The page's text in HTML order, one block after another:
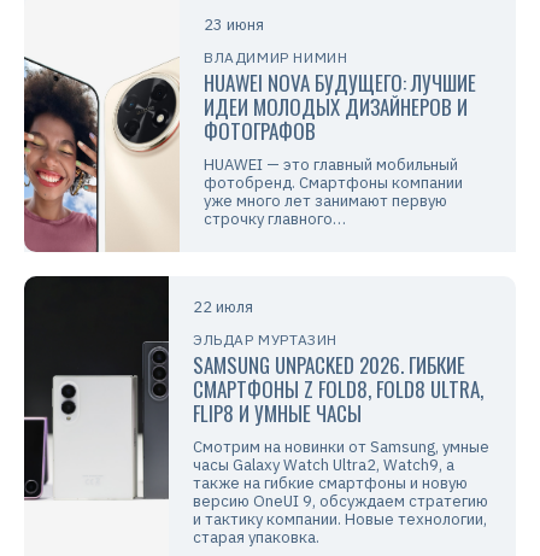
23 июня
ВЛАДИМИР НИМИН
HUAWEI NOVA БУДУЩЕГО: ЛУЧШИЕ
ИДЕИ МОЛОДЫХ ДИЗАЙНЕРОВ И
ФОТОГРАФОВ
HUAWEI — это главный мобильный
фотобренд. Смартфоны компании
уже много лет занимают первую
строчку главного…
22 июля
ЭЛЬДАР МУРТАЗИН
SAMSUNG UNPACKED 2026. ГИБКИЕ
СМАРТФОНЫ Z FOLD8, FOLD8 ULTRA,
FLIP8 И УМНЫЕ ЧАСЫ
Смотрим на новинки от Samsung, умные
часы Galaxy Watch Ultra2, Watch9, а
также на гибкие смартфоны и новую
версию OneUI 9, обсуждаем стратегию
и тактику компании. Новые технологии,
старая упаковка.